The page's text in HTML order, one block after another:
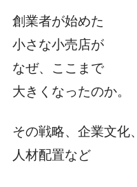
創業者が始めた
小さな小売店が
なぜ、ここまで
大きくなったのか。
その戦略、企業文化、
人材配置など